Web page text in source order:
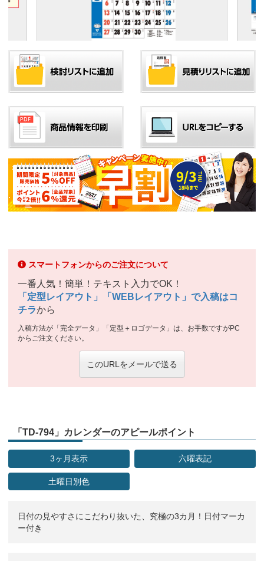
スマートフォンからのご注文について
一番人気！簡単！テキスト入力でOK！
「定型レイアウト」「WEBレイアウト」で入稿はコ
チラから
入稿方法が「完全データ」「定型＋ロゴデータ」は、お手数ですがPC
からご注文ください。
このURLをメールで送る
「TD-794」カレンダーのアピールポイント
3ヶ月表示 六曜表記
土曜日別色
日付の見やすさにこだわり抜いた、究極の3カ月！日付マーカ
ー付き